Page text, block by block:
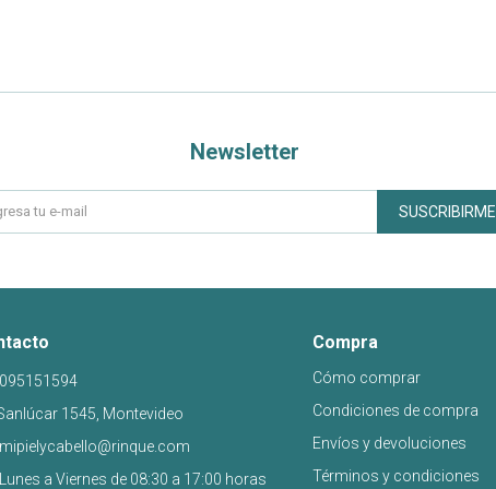
095151594
1545, Montevideo
mipielycabello@rinque.com
Lunes a Viernes de 08:30 a 17:00 horas
Compra
Cómo comprar
Condiciones de compra
Envíos y devoluciones
Términos y condiciones
Newsletter
SUSCRIBIRME